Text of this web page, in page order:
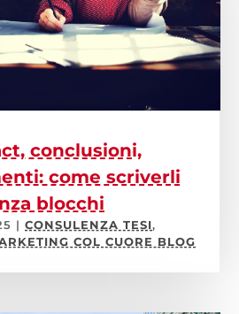
conclusioni,
come scriverli
blocchi
| CONSULENZA TESI,
COL CUORE BLOG